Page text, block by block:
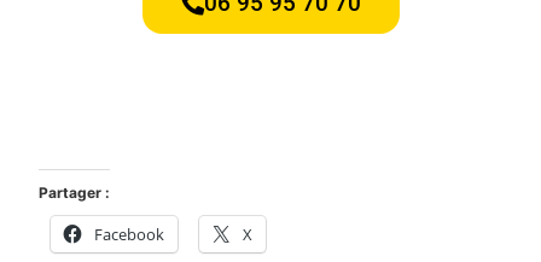
Partager :
Facebook X